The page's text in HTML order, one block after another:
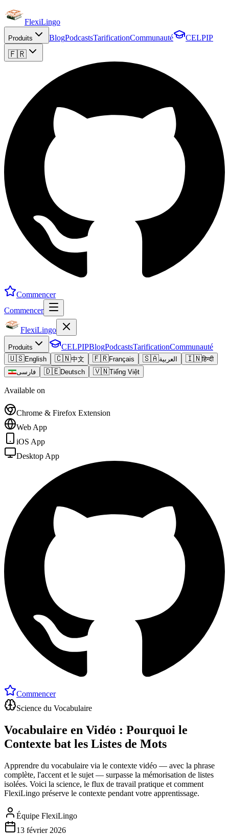
FlexiLingo
Produits BlogPodcastsTarificationCommunauté CELPIP
🇫🇷
Commencer
Commencer
FlexiLingo
Produits CELPIPBlogPodcastsTarificationCommunauté
🇺🇸English 🇨🇳中文 🇫🇷Français 🇸🇦العربية 🇮🇳हिन्दी
فارسی
🇩🇪Deutsch 🇻🇳Tiếng Việt
Available on
Chrome & Firefox Extension
Web App
iOS App
Desktop App
Commencer
Science du Vocabulaire
Vocabulaire en Vidéo : Pourquoi le
Contexte bat les Listes de Mots
Apprendre du vocabulaire via le contexte vidéo — avec la phrase
complète, l'accent et le sujet — surpasse la mémorisation de listes
isolées. Voici la science, le flux de travail pratique et comment
FlexiLingo préserve le contexte pendant votre apprentissage.
Équipe FlexiLingo
13 février 2026